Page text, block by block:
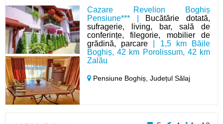
Cazare Revelion Boghiș
Pensiune*** | Bucătărie dotată,
sufragerie, living, bar, sală de
conferințe, filegorie, mobilier de
grădină, parcare | 1,5 km Băile
Boghiș, 42 km Porolissum, 42 km
Zalău
Pensiune Boghiș,Județul Sălaj